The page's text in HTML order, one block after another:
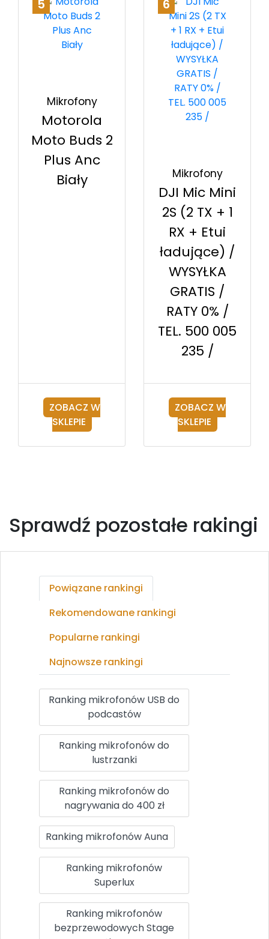
5
Mikrofony
Motorola
Moto Buds 2
Plus Anc
Biały
ZOBACZ W
SKLEPIE
6
Mikrofony
DJI Mic Mini
2S (2 TX + 1
RX + Etui
ładujące) /
WYSYŁKA
GRATIS /
RATY 0% /
TEL. 500 005
235 /
ZOBACZ W
SKLEPIE
Sprawdź pozostałe rakingi
Powiązane rankingi
Rekomendowane rankingi
Popularne rankingi
Najnowsze rankingi
Ranking mikrofonów USB do
podcastów
Ranking mikrofonów do
lustrzanki
Ranking mikrofonów do
nagrywania do 400 zł
Ranking mikrofonów Auna
Ranking mikrofonów
Superlux
Ranking mikrofonów
bezprzewodowych Stage